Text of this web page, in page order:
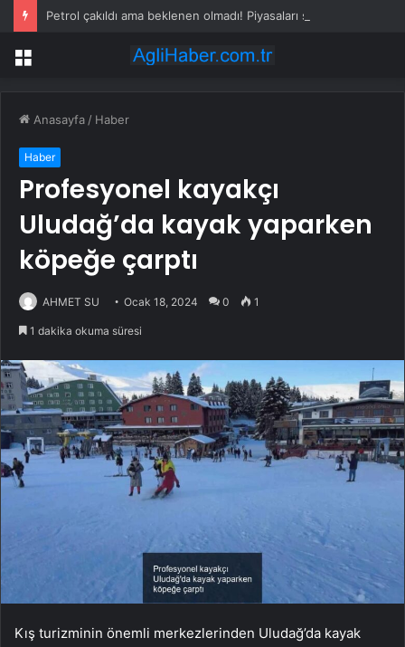
Menü
Anasayfa / Haber
Haber
Profesyonel kayakçı
Uludağ’da kayak yaparken
köpeğe çarptı
AHMET SU Ocak 18, 2024 0 1
1 dakika okuma süresi
Kış turizminin önemli merkezlerinden Uludağ’da kayak